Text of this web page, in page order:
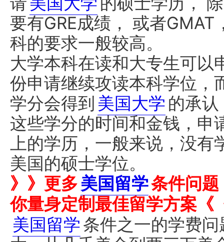
要有GRE成绩， 或者
科的要求一般较高。
大学本科在读和大专生可
份申请继续攻读本科学位，
学分会得到 美国大学 的承
这些学分的时间和金钱，申
上的学历，一般来说，没有
美国的硕士学位。
》》更多 美国留学条件问
你量身定制最佳留学方案《
美国留学条件之一的学费问